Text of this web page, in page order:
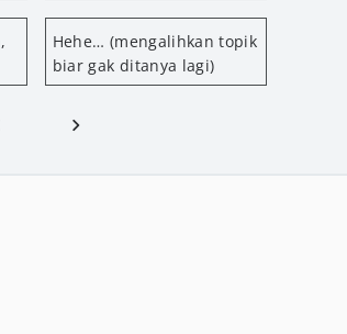
Hehe… (mengalihkan topik
biar gak ditanya lagi)